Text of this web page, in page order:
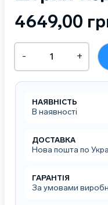
4649,00
Настільний
USB-
сканер
штрих-
QR-
кількість
- +
НАЯВНІСТЬ
В наявності
ДОСТАВКА
Нова пошта по
ГАРАНТІЯ
За умовами